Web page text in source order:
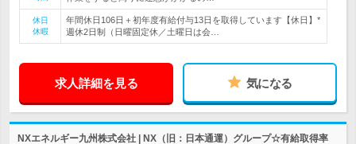
休日
休暇
年間休日106日＋初年度有給付与13日を取得しています【休日】*
週休2日制（日曜固定休／土曜日は会…
求人詳細を見る 気になる
NXエネルギー九州株式会社 | NX（旧：日本通運）グループ☆有給取得率